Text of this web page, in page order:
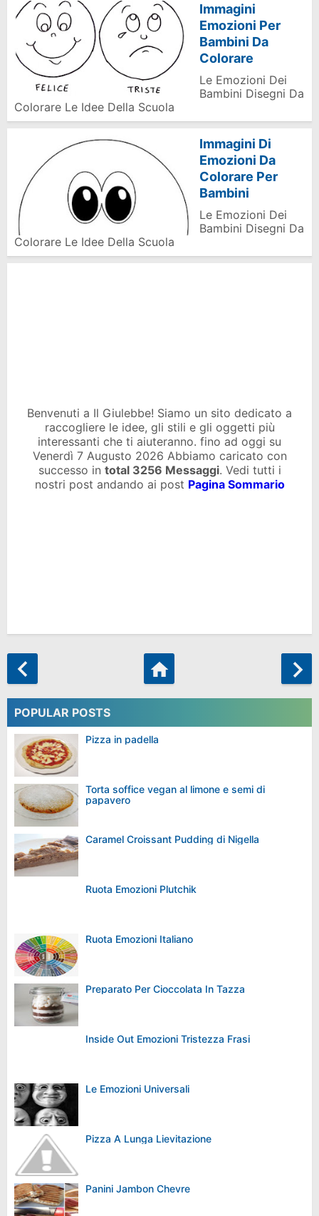
Immagini
Emozioni Per
Bambini Da
Colorare
Le Emozioni Dei
Bambini Disegni Da
Colorare Le Idee Della Scuola
Immagini Di
Emozioni Da
Colorare Per
Bambini
Le Emozioni Dei
Bambini Disegni Da
Colorare Le Idee Della Scuola
Benvenuti a Il Giulebbe! Siamo un sito dedicato a
raccogliere le idee, gli stili e gli oggetti più
interessanti che ti aiuteranno. fino ad oggi su
Venerdì 7 Augusto 2026 Abbiamo caricato con
successo in total 3256 Messaggi. Vedi tutti i
nostri post andando ai post Pagina Sommario
POPULAR POSTS
Pizza in padella
Torta soffice vegan al limone e semi di
papavero
Caramel Croissant Pudding di Nigella
Ruota Emozioni Plutchik
Ruota Emozioni Italiano
Preparato Per Cioccolata In Tazza
Inside Out Emozioni Tristezza Frasi
Le Emozioni Universali
Pizza A Lunga Lievitazione
Panini Jambon Chevre